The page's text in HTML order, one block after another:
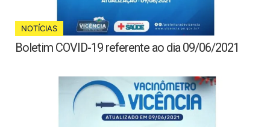
NOTÍCIAS
Boletim COVID-19 referente ao dia 09/06/2021